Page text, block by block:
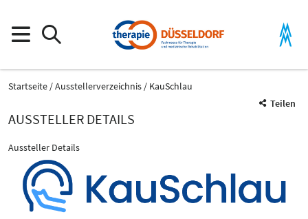
Startseite Ausstellerverzeichnis
KauSchlau
Teilen
AUSSTELLER DETAILS
Aussteller Details